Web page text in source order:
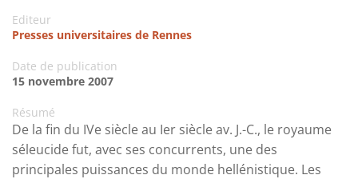
Editeur
Presses universitaires de Rennes
Date de publication
15 novembre 2007
Résumé
De la fin du IVe siècle au Ier siècle av. J.-C., le royaume
séleucide fut, avec ses concurrents, une des
principales puissances du monde hellénistique. Les